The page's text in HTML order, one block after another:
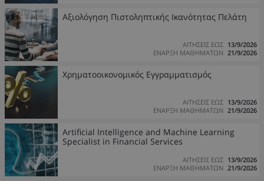
Αξιολόγηση Πιστοληπτικής Ικανότητας Πελάτη
ΑΙΤΗΣΕΙΣ ΕΩΣ 13/9/2026
ΕΝΑΡΞΗ ΜΑΘΗΜΑΤΩΝ 21/9/2026
Χρηματοοικονομικός Εγγραμματισμός
ΑΙΤΗΣΕΙΣ ΕΩΣ 13/9/2026
ΕΝΑΡΞΗ ΜΑΘΗΜΑΤΩΝ 21/9/2026
Artificial Intelligence and Machine Learning
Specialist in Financial Services
ΑΙΤΗΣΕΙΣ ΕΩΣ 13/9/2026
ΕΝΑΡΞΗ ΜΑΘΗΜΑΤΩΝ 21/9/2026